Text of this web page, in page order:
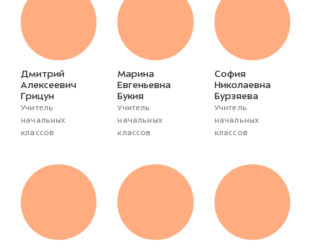
Дмитрий
Алексеевич
Грицун
Учитель
начальных
классов
Марина
Евгеньевна
Букия
Учитель
начальных
классов
София
Николаевна
Бурзяева
Учитель
начальных
классов